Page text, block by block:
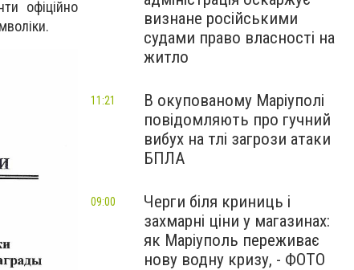
офіційно
визнане російськими
судами право власності на
житло
В окупованому Маріуполі
повідомляють про гучний
вибух на тлі загрози атаки
БПЛА
11:21
Черги біля криниць і
захмарні ціни у магазинах:
як Маріуполь переживає
нову водну кризу, - ФОТО
09:00